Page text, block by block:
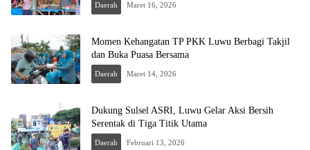
Daerah Maret 16, 2026
Momen Kehangatan TP PKK Luwu Berbagi Takjil
dan Buka Puasa Bersama
Daerah Maret 14, 2026
Dukung Sulsel ASRI, Luwu Gelar Aksi Bersih
Serentak di Tiga Titik Utama
Daerah Februari 13, 2026